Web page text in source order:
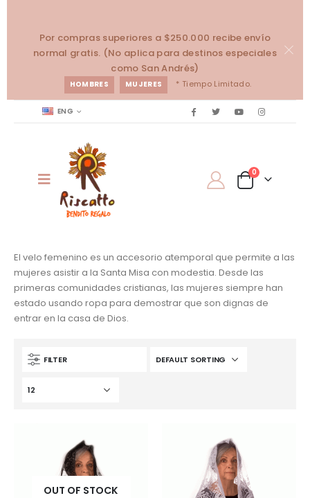
Por compras superiores a $250.000 recibe envío
normal gratis. (No aplica para destinos especiales
como San Andrés)
HOMBRES MUJERES * Tiempo Limitado.
ENG
0
El velo femenino es un accesorio atemporal que permite a las
mujeres asistir a la Santa Misa con modestia. Desde las
primeras comunidades cristianas, las mujeres siempre han
estado usando ropa para demostrar que son dignas de
entrar en la casa de Dios.
FILTER
OUT OF STOCK